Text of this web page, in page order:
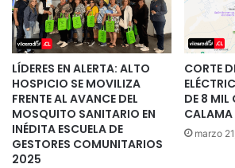
LÍDERES EN ALERTA: ALTO
HOSPICIO SE MOVILIZA
FRENTE AL AVANCE DEL
MOSQUITO SANITARIO EN
INÉDITA ESCUELA DE
GESTORES COMUNITARIOS
2025
CORTE
DE 8 MIL
CALAMA
marzo